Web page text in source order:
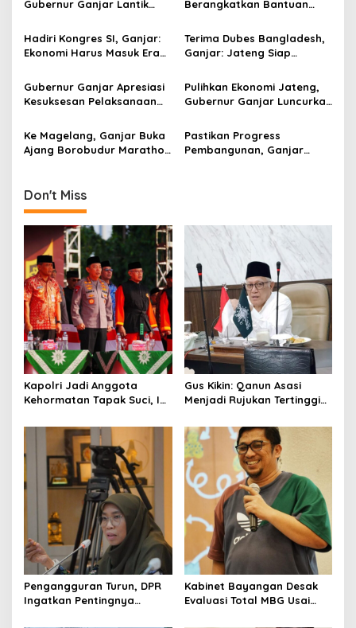
v
i
g
t
o
Gubernur Ganjar Lantik
Tengah”
Berangkatkan Bantuan
Bencana Semeru Jatim
Hadiri Kongres SI, Ganjar:
Ekonomi Harus Masuk Era
Masyarakatnya Level 5.0!
Terima Dubes Bangladesh,
Ganjar: Jateng Siap
Gubernur Ganjar Apresiasi
Kesuksesan Pelaksanaan
Pulihkan Ekonomi Jateng,
Gubernur Ganjar Luncurkan
Emak
Ke Magelang, Ganjar Buka
Ajang Borobudur Marathon
Pastikan Progress
Pembangunan, Ganjar
Don't Miss
Kapolri Jadi Anggota
Kehormatan Tapak Suci, Ini
Gus Kikin: Qanun Asasi
Menjadi Rujukan Tertinggi
Pengangguran Turun, DPR
Ingatkan Pentingnya
Kabinet Bayangan Desak
Evaluasi Total MBG Usai